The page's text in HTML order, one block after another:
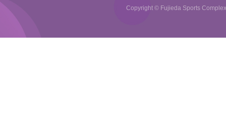
Copyright © Fujieda Sports